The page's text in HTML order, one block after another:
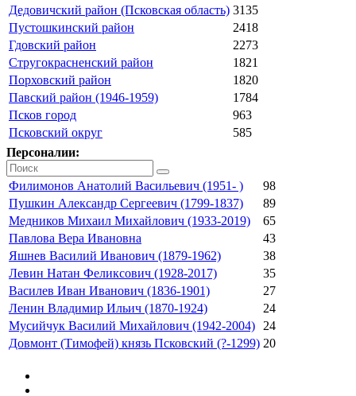
Дедовичский район (Псковская область) 3135
Пустошкинский район
2418
Гдовский район
2273
Стругокрасненский район
1821
Порховский район
1820
Павский район (1946-1959)
1784
Псков город
963
Псковский округ
585
Персоналии:
Филимонов Анатолий Васильевич (1951- )
98
Пушкин Александр Сергеевич (1799-1837)
89
Медников Михаил Михайлович (1933-2019)
65
Павлова Вера Ивановна
43
Яшнев Василий Иванович (1879-1962)
38
Левин Натан Феликсович (1928-2017)
35
Василев Иван Иванович (1836-1901)
27
Ленин Владимир Ильич (1870-1924)
24
Мусийчук Василий Михайлович (1942-2004)
24
Довмонт (Тимофей) князь Псковский (?-1299) 20